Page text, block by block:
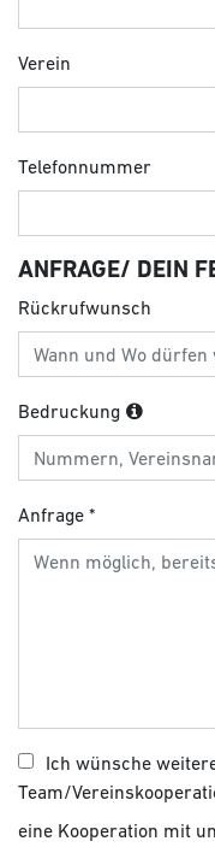
Verein
Telefonnummer
ANFRAGE/ DEIN
Rückrufwunsch
Bedruckung
Anfrage
Ich wünsche
Team/
eine Kooperation mit